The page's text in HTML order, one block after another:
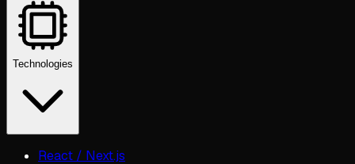
Technologies
React / Next.js